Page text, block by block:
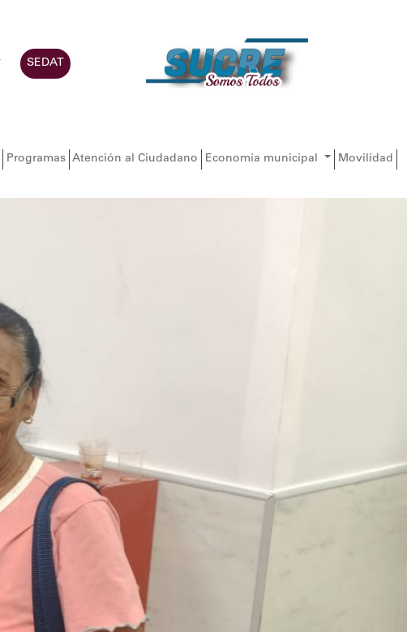
SEDAT
Programas Atención al Ciudadano Economía municipal
Movilidad